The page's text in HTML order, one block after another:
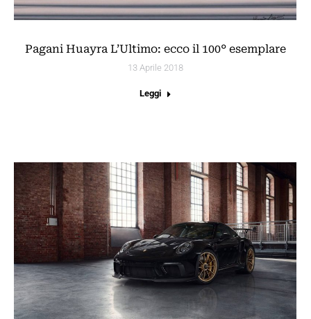
Pagani Huayra L’Ultimo: ecco il 100° esemplare
13 Aprile 2018
Leggi